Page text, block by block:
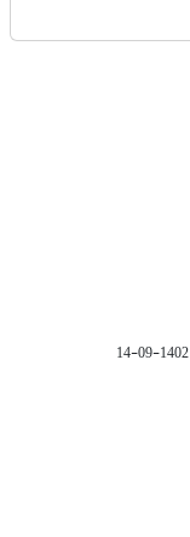
1402-09-14